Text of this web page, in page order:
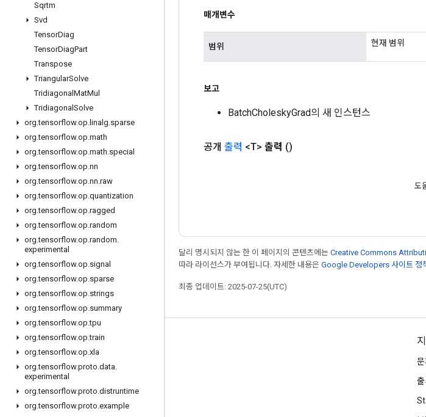
Sqrtm
Svd
TensorDiag
TensorDiagPart
Transpose
TriangularSolve
Tridiagonal MatMul
Tridiagonal Solve
org.tensorflow.op. linalg.sparse
org.tensorflow.op.math
org.tensorflow.op.math.special
org.tensorflow.op.nn
org.tensorflow.op.nn.raw
org.tensorflow.op.quantization
org.tensorflow.op.ragged
org.tensorflow.op.random
org.tensorflow.op.random.
experimental
org.tensorflow.op.signal
org.tensorflow.op.sparse
org.tensorflow.op.strings
org.tensorflow.op.summary
org.tensorflow.op.tpu
org.tensorflow.op.train
org.tensorflow.op.xla
org.tensorflow.proto.data.
experimental
org.tensorflow.proto.distruntime
org.tensorflow.proto.example
매개변수
범위 현재 범위
보고
BatchCholeskyGrad의 새 인스턴스
공개 출력 <T> 출력 ()
도
달리 명시되지 않는 한 이 페이지의 콘텐츠에는 Creative Commons
따라 라이선스가 부여됩니다. 자세한 내용은 Google Developers 사이트 정
최종 업데이트: 2025-07-25(UTC)
최신 소식 확인하기
포럼
문